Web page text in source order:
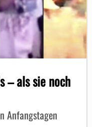
– als sie noch
Anfangstagen